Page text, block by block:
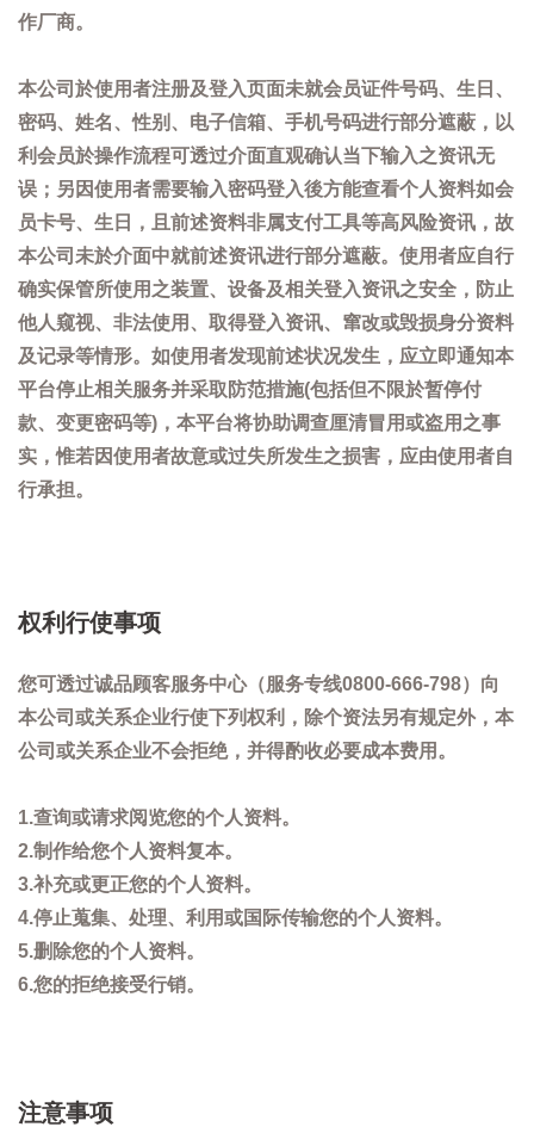
作厂商。
本公司於使用者注册及登入页面未就会员证件号码、生日、
密码、姓名、性别、电子信箱、手机号码进行部分遮蔽，以
利会员於操作流程可透过介面直观确认当下输入之资讯无
误；另因使用者需要输入密码登入後方能查看个人资料如会
员卡号、生日，且前述资料非属支付工具等高风险资讯，故
本公司未於介面中就前述资讯进行部分遮蔽。使用者应自行
确实保管所使用之装置、设备及相关登入资讯之安全，防止
他人窥视、非法使用、取得登入资讯、窜改或毁损身分资料
及记录等情形。如使用者发现前述状况发生，应立即通知本
平台停止相关服务并采取防范措施(包括但不限於暂停付
款、变更密码等)，本平台将协助调查厘清冒用或盗用之事
实，惟若因使用者故意或过失所发生之损害，应由使用者自
行承担。
权利行使事项
您可透过诚品顾客服务中心（服务专线0800-666-798）向
本公司或关系企业行使下列权利，除个资法另有规定外，本
公司或关系企业不会拒绝，并得酌收必要成本费用。
1.查询或请求阅览您的个人资料。
2.制作给您个人资料复本。
3.补充或更正您的个人资料。
4.停止蒐集、处理、利用或国际传输您的个人资料。
5.删除您的个人资料。
6.您的拒绝接受行销。
注意事项